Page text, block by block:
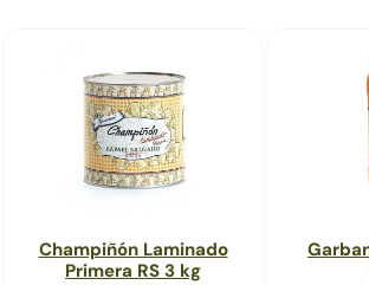
Champiñón Laminado
Primera RS 3 kg